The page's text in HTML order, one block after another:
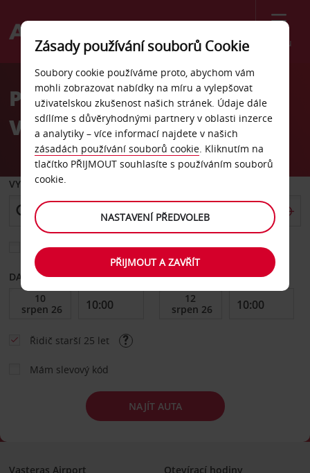
Menu
Welcome
AvisPronájem auta letiště
Vasteras
VYZVEDNOUT Z
Vyberte si jiné místo vrácení
DATUM OD DATUM DO
Řidič starší 25 let
Mám slevový kód
NAJÍT AUTA
Vasteras Airport
Otevírací hodiny
Zásady používání souborů Cookie
Soubory cookie používáme proto, abychom vám
mohli zobrazovat nabídky na míru a vylepšovat
uživatelskou zkušenost našich stránek. Údaje dále
sdílíme s důvěryhodnými partnery v oblasti inzerce
a analytiky – více informací najdete v našich
zásadách používání souborů cookie. Kliknutím na
tlačítko PŘIJMOUT souhlasíte s používáním souborů
cookie.
NASTAVENÍ PŘEDVOLEB
PŘIJMOUT A ZAVŘÍT